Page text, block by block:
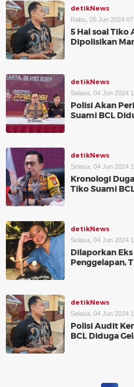
detikNews
Rabu, 05 Jun 2024
5 Hal soal Tiko
Dipolisikan
detikNews
Selasa, 04 Jun 2024
Polisi Akan
Suami BCL
detikNews
Selasa, 04 Jun 2024
Kronologi
Tiko Suami
detikNews
Selasa, 04 Jun 2024
Dilaporkan
Penggelapan,
detikNews
Selasa, 04 Jun 2024
Polisi Audit
BCL Diduga